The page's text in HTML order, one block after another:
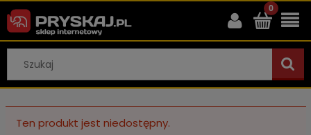
Ten produkt jest niedostępny.